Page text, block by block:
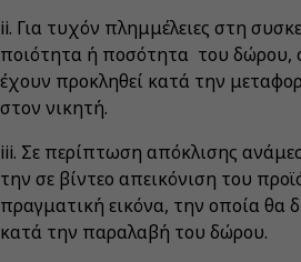
ii. Για τυχόν πλημμέλειες στη
ποιότητα ή ποσότητα του δώρου,
έχουν προκληθεί κατά την
στον νικητή.
iii. Σε περίπτωση απόκλισης
την σε βίντεο απεικόνιση του
πραγματική εικόνα, την οποία θα
κατά την παραλαβή του δώρου.